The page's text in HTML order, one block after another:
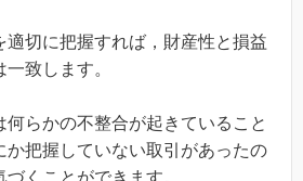
適切に把握すれば，財産性と損益
致します。
らかの不整合が起きていること
か把握していない取引があったの